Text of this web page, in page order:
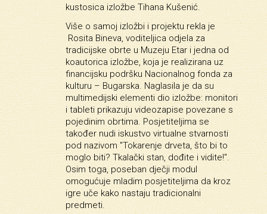
kustosica izložbe Tihana Kušenić.
Više o samoj izložbi i projektu rekla je
Rosita Bineva, voditeljica odjela za
tradicijske obrte u Muzeju Etar i jedna od
koautorica izložbe, koja je realizirana uz
financijsku podršku Nacionalnog fonda za
kulturu – Bugarska. Naglasila je da su
multimedijski elementi dio izložbe: monitori
i tableti prikazuju videozapise povezane s
pojedinim obrtima. Posjetiteljima se
također nudi iskustvo virtualne stvarnosti
pod nazivom "Tokarenje drveta, što bi to
moglo biti? Tkalački stan, dođite i vidite!".
Osim toga, poseban dječji modul
omogućuje mladim posjetiteljima da kroz
igre uče kako nastaju tradicionalni
predmeti.